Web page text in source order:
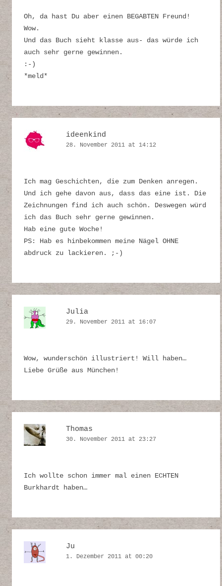
Oh, da hast Du aber einen BEGABTEN Freund!
Wow.
Und das Buch sieht klasse aus- das würde ich
auch sehr gerne gewinnen.
:-)
*meld*
ideenkind
28. November 2011 at 14:12
Ich mag Geschichten, die zum Denken anregen.
Und ich gehe davon aus, dass das eine ist. Die
Zeichnungen find ich auch schön. Deswegen würd
ich das Buch sehr gerne gewinnen.
Hab eine gute Woche!
PS: Hab es hinbekommen meine Nägel OHNE
abdruck zu lackieren. ;-)
Julia
29. November 2011 at 16:07
Wow, wunderschön illustriert! Will haben…
Liebe Grüße aus München!
Thomas
30. November 2011 at 23:27
Ich wollte schon immer mal einen ECHTEN
Burkhardt haben…
Ju
1. Dezember 2011 at 00:20